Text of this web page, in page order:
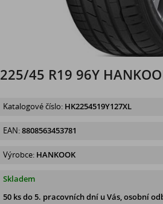
225/45 R19 96Y
Katalogové číslo: HK2254519Y127XL
EAN:8808563453781
Výrobce: HANKOOK
Skladem
50 ksdo 5. pracovních dní u Vás, osobní